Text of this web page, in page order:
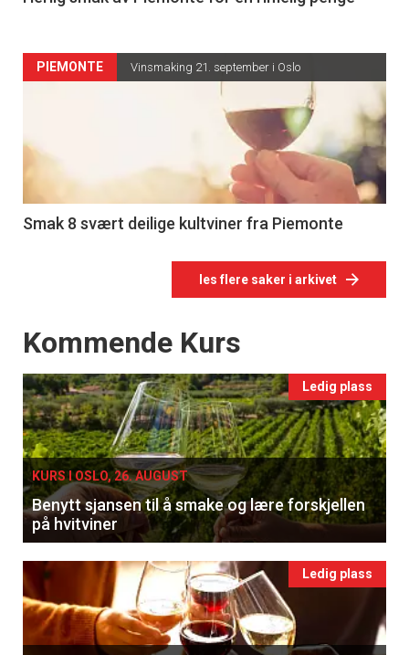
PIEMONTE Vinsmaking 21. september i Oslo
Smak 8 svært deilige kultviner fra Piemonte
les flere saker i arkivet
Events
Kommende Kurs
Ledig plass
KURS I OSLO, 26. AUGUST
Benytt sjansen til å smake og lære forskjellen
på hvitviner
Ledig plass